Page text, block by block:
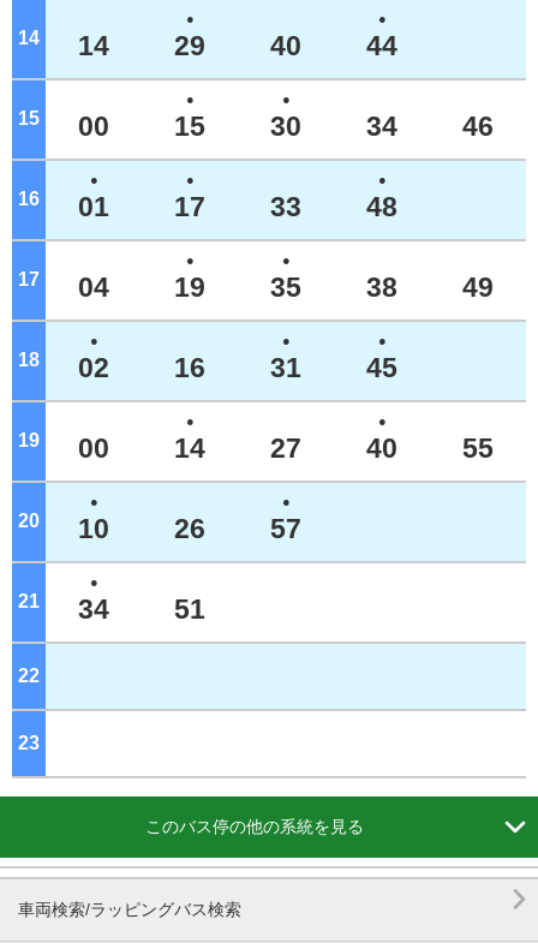
14 14
●
29 40
●
44
15 00
●
15
●
30 34 46
16
●
01
●
17 33
●
48
17 04
●
19
●
35 38 49
18
●
02 16
●
31
●
45
19 00
●
14 27
●
40 55
20
●
10 26
●
57
21
●
34 51
22
23
このバス停の他の系統を見る 
車両検索/ラッピングバス検索
